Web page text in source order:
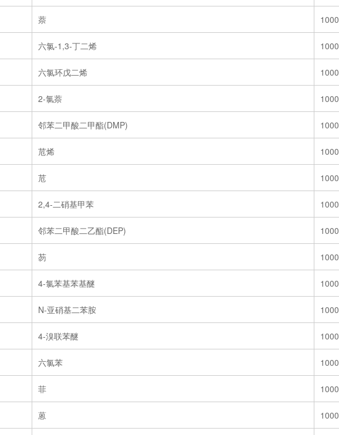
萘 1000
六氯-1,3-丁二烯 1000
六氯环戊二烯 1000
2-氯萘 1000
邻苯二甲酸二甲酯(DMP) 1000
苊烯 1000
苊 1000
2,4-二硝基甲苯 1000
邻苯二甲酸二乙酯(DEP) 1000
芴 1000
4-氯苯基苯基醚 1000
N-亚硝基二苯胺 1000
4-溴联苯醚 1000
六氯苯 1000
菲 1000
蒽 1000